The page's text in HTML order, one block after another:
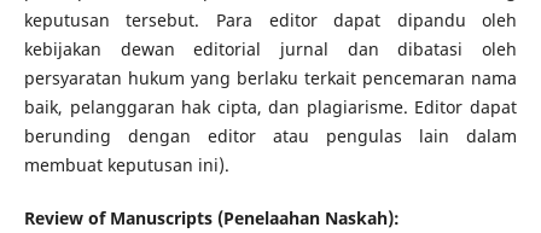
keputusan tersebut. Para editor dapat dipandu oleh
kebijakan dewan editorial jurnal dan dibatasi oleh
persyaratan hukum yang berlaku terkait pencemaran nama
baik, pelanggaran hak cipta, dan plagiarisme. Editor dapat
berunding dengan editor atau pengulas lain dalam
membuat keputusan ini).
Review of Manuscripts (Penelaahan Naskah):